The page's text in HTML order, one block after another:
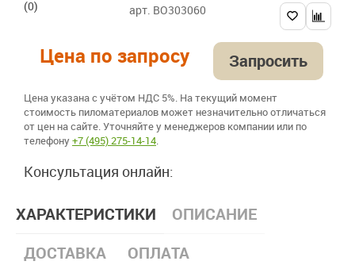
(0) арт. BO303060
Цена по запросу Запросить
Цена указана с учётом НДС 5%. На текущий момент
стоимость пиломатериалов может незначительно отличаться
от цен на сайте. Уточняйте у менеджеров компании или по
телефону+7 (495) 275-14-14.
Консультация онлайн:
ХАРАКТЕРИСТИКИ
ОПИСАНИЕ
ДОСТАВКА
ОПЛАТА